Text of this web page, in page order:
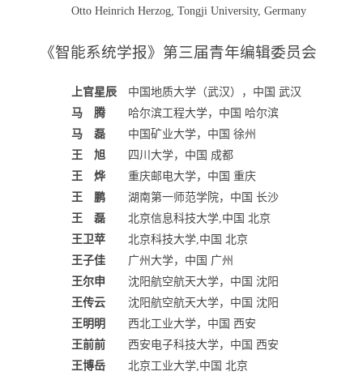
Otto Heinrich Herzog, Tongji University, Germany
《智能系统学报》第三届青年编辑委员会
上官星辰 中国地质大学（武汉），中国 武汉
马 腾 哈尔滨工程大学，中国 哈尔滨
马 磊 中国矿业大学，中国 徐州
王 旭 四川大学，中国 成都
王 烨 重庆邮电大学，中国 重庆
王 鹏 湖南第一师范学院，中国 长沙
王 磊 北京信息科技大学,中国 北京
王卫苹 北京科技大学,中国 北京
王子佳 广州大学，中国 广州
王尔申 沈阳航空航天大学，中国 沈阳
王传云 沈阳航空航天大学，中国 沈阳
王明明
西北工业大学，中国 西安
王前前 西安电子科技大学，中国 西安
王博岳 北京工业大学,中国 北京